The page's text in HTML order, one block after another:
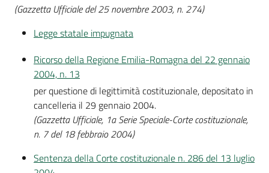
(Gazzetta Ufficiale del 25 novembre 2003, n. 274)
Legge statale impugnata
Ricorso della Regione Emilia-Romagna del 22 gennaio
2004, n. 13
per questione di legittimità costituzionale, depositato in
cancelleria il 29 gennaio 2004.
(Gazzetta Ufficiale, 1a Serie Speciale-Corte costituzionale,
n. 7 del 18 febbraio 2004)
Sentenza della Corte costituzionale n. 286 del 13 luglio